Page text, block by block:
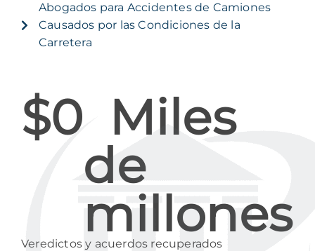
Abogados para Accidentes de Camiones
Causados por las Condiciones de la
Carretera
$0
de
millones
Veredictos y acuerdos recuperados